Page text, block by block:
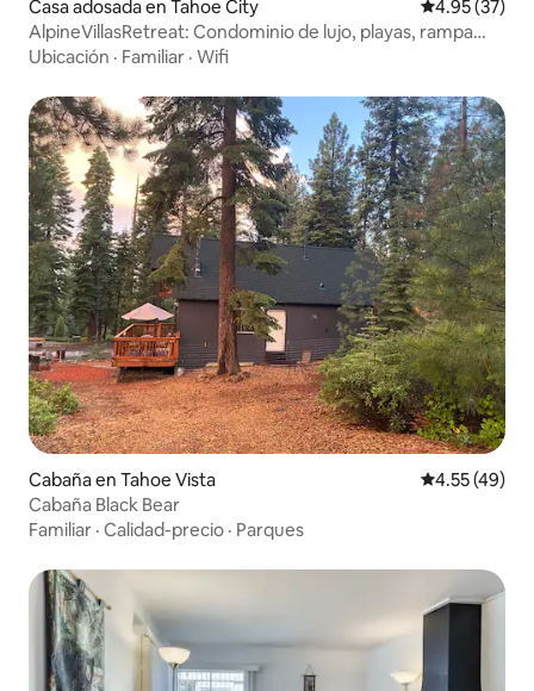
Casa adosada en Tahoe City Calificación
4.95 (37)
AlpineVillasRetreat: Condominio de lujo, playas, rampa
para botes
Ubicación · Familiar · Wifi
Cabaña en Tahoe Vista Calificación
4.55 (49)
Cabaña Black Bear
Familiar · Calidad-precio · Parques